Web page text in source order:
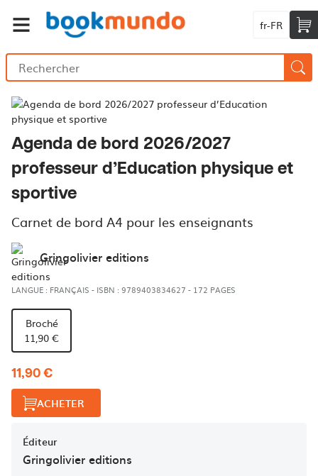
fr-FR
Agenda de bord 2026/2027
professeur d’Education physique et
sportive
Carnet de bord A4 pour les enseignants
Gringolivier editions
LANGUE : FRANÇAIS - ISBN : 9789403834627 - 172 PAGES
Broché
11,90 €
11,90 €
ACHETER
Éditeur
Gringolivier editions